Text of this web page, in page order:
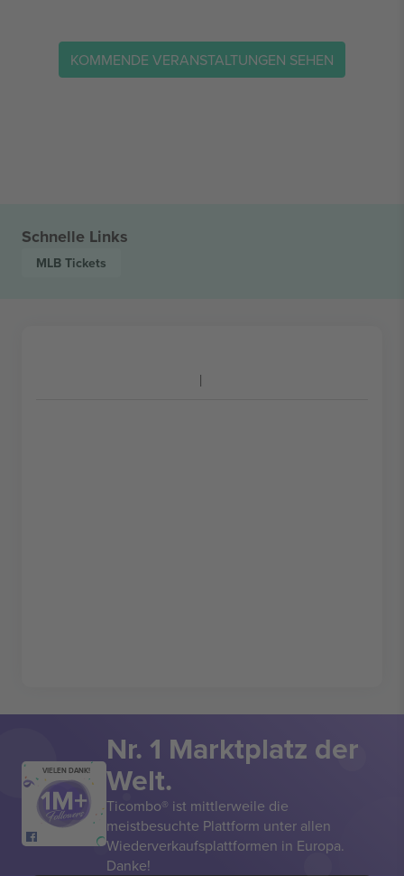
KOMMENDE VERANSTALTUNGEN SEHEN
Schnelle Links
MLB Tickets
VIELEN DANK!
Nr. 1 Marktplatz der
Welt.
Ticombo® ist mittlerweile die
meistbesuchte Plattform unter allen
Wiederverkaufsplattformen in Europa.
Danke!